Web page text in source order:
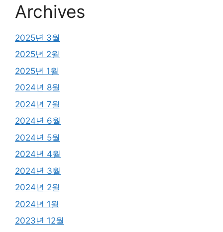
Archives
2025년 3월
2025년 2월
2025년 1월
2024년 8월
2024년 7월
2024년 6월
2024년 5월
2024년 4월
2024년 3월
2024년 2월
2024년 1월
2023년 12월